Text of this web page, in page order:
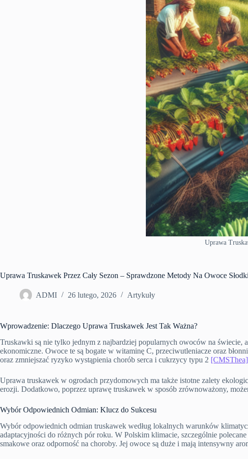
Uprawa
Uprawa Truskawek Przez Cały Sezon – Sprawdzone Metody Na Owoce
ADMI 26 lutego, 2026 Artykuły
Wprowadzenie: Dlaczego Uprawa Truskawek Jest Tak Ważna?
Truskawki są nie tylko jednym z najbardziej popularnych owoców na
ekonomiczne. Owoce te są bogate w witaminę C, przeciwutleniacze oraz
oraz zmniejszać ryzyko wystąpienia chorób serca i cukrzycy typu 2 [CMSThea]
Uprawa truskawek w ogrodach przydomowych ma także istotne zalety
erozji. Dodatkowo, poprzez uprawę truskawek w sposób zrównoważony,
Wybór Odpowiednich Odmian: Klucz do Sukcesu
Wybór odpowiednich odmian truskawek według lokalnych warunków
adaptacyjności do różnych pór roku. W Polskim klimacie, szczególnie
smakowe oraz odporność na choroby. Jej owoce są duże i mają intensywny